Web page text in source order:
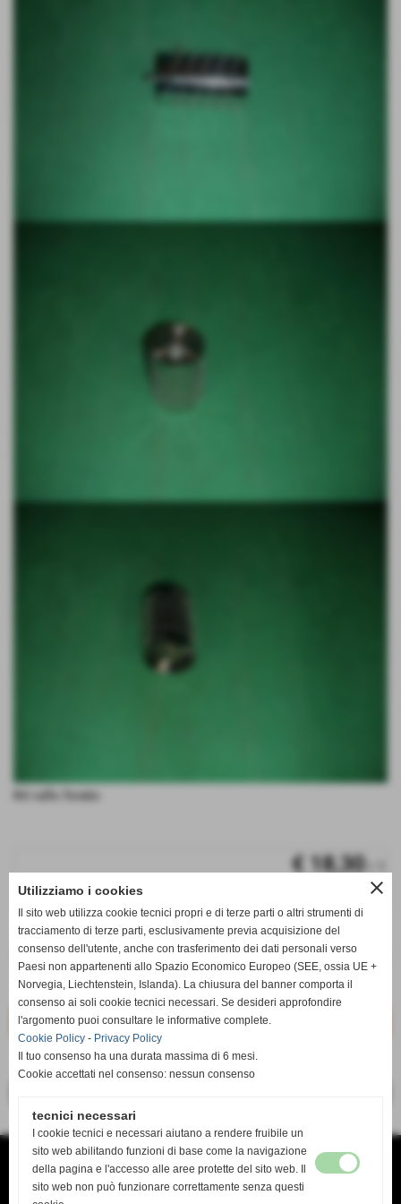
Kit rullo forato
€ 18,30
iva inc.
q.tà
remove_circle add_circle
KGRA-A02
Disponibile
TANDA SERVICE di TANDA MAURO
VIA DEL RISORGIMENTO 138 B
O9134 CAGLIARI CA
TEL. 070 4618636
close
Utilizziamo i cookies
Il sito web utilizza cookie tecnici propri e di terze parti o altri strumenti di
tracciamento di terze parti, esclusivamente previa acquisizione del
consenso dell'utente, anche con trasferimento dei dati personali verso
Paesi non appartenenti allo Spazio Economico Europeo (SEE, ossia UE +
Norvegia, Liechtenstein, Islanda). La chiusura del banner comporta il
consenso ai soli cookie tecnici necessari. Se desideri approfondire
l'argomento puoi consultare le informative complete.
Cookie Policy - Privacy Policy
Il tuo consenso ha una durata massima di 6 mesi.
Cookie accettati nel consenso: nessun consenso
tecnici necessari
I cookie tecnici e necessari aiutano a rendere fruibile un
sito web abilitando funzioni di base come la navigazione
della pagina e l'accesso alle aree protette del sito web. Il
sito web non può funzionare correttamente senza questi